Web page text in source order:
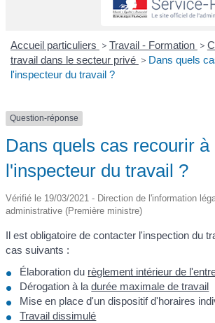
Accueil particuliers > Travail - Formation >
travail dans le secteur privé > Dans quels
l'inspecteur du travail ?
Question-réponse
Dans quels cas recourir à
l'inspecteur du travail ?
Vérifié le 19/03/2021 - Direction de l'information
administrative (Première ministre)
Il est obligatoire de contacter l'inspection du
cas suivants :
Élaboration du règlement intérieur de
Dérogation à ladurée maximale de travail
Mise en place d'un dispositif d'horaires
Travail dissimulé